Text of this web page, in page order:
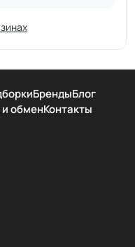
БрендыБлог
и обменКонтакты